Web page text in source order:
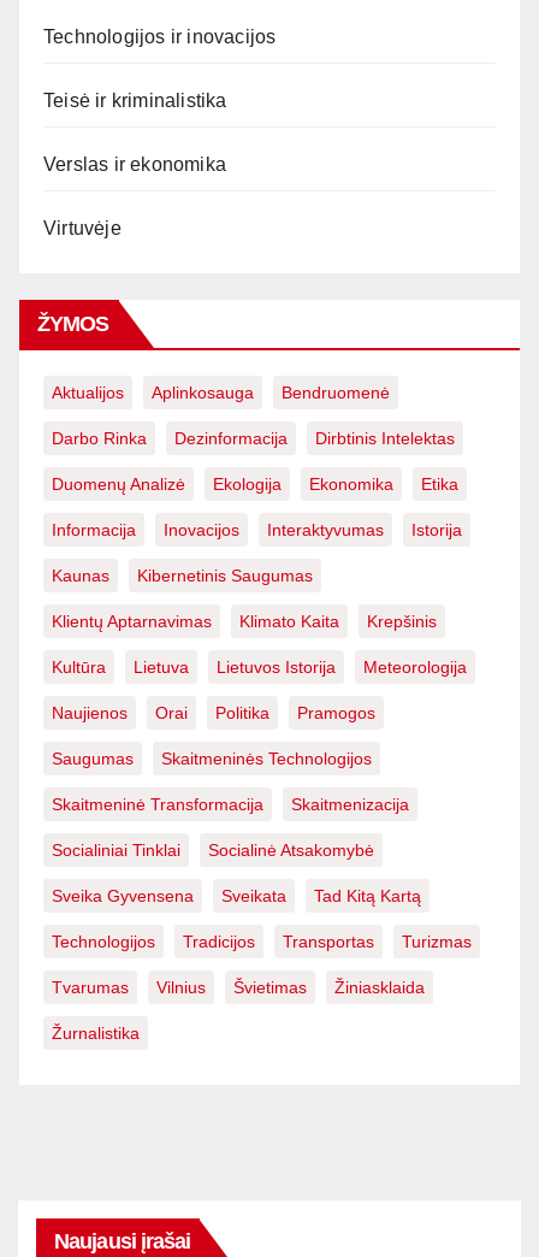
Technologijos ir inovacijos
Teisė ir kriminalistika
Verslas ir ekonomika
Virtuvėje
ŽYMOS
Aktualijos Aplinkosauga Bendruomenė
Darbo Rinka Dezinformacija Dirbtinis Intelektas
Duomenų Analizė Ekologija Ekonomika Etika
Informacija Inovacijos Interaktyvumas Istorija
Kaunas Kibernetinis Saugumas
Klientų Aptarnavimas Klimato Kaita Krepšinis
Kultūra Lietuva Lietuvos Istorija Meteorologija
Naujienos Orai Politika Pramogos
Saugumas Skaitmeninės Technologijos
Skaitmeninė Transformacija Skaitmenizacija
Socialiniai Tinklai Socialinė Atsakomybė
Sveika Gyvensena Sveikata Tad Kitą Kartą
Technologijos Tradicijos Transportas Turizmas
Tvarumas Vilnius Švietimas Žiniasklaida
Žurnalistika
Naujausi įrašai